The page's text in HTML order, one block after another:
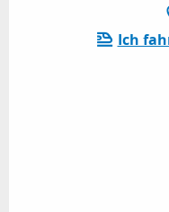
Ich